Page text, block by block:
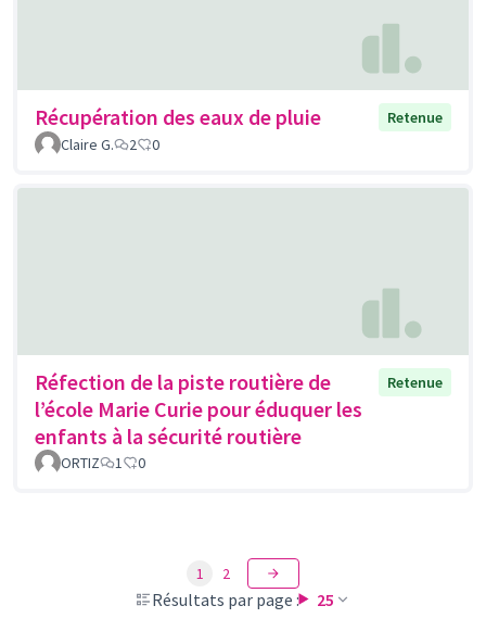
Récupération des eaux de pluie
Retenue
Claire G.
2 0
Réfection de la piste routière de
l’école Marie Curie pour éduquer les
enfants à la sécurité routière
Retenue
ORTIZ 1 0
Résultats par page : 25
1 2